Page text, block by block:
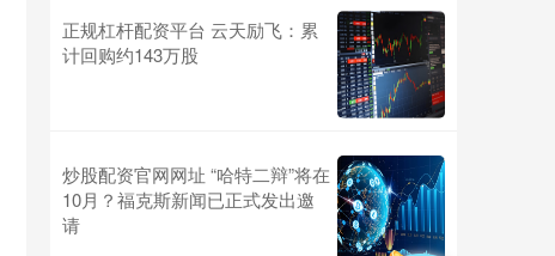
正规杠杆配资平台 云天励飞：累
计回购约143万股
炒股配资官网网址 “哈特二辩”将在
10月？福克斯新闻已正式发出邀
请